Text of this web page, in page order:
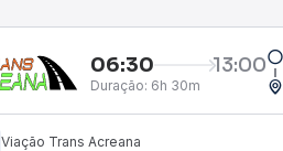
06:30 13:00
Duração: 6h 30m
Viação Trans Acreana